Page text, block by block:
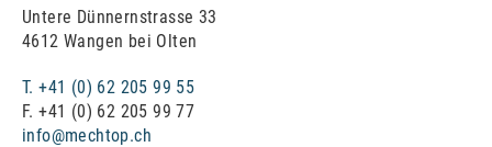
Rohr- und Dampfleitungsbau
Fördertechnik
Instandhaltung und Service
Untere Dünnernstrasse 33
4612 Wangen bei Olten
T. +41 (0) 62 205 99 55
F. +41 (0) 62 205 99 77
info@mechtop.ch